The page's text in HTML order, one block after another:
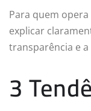
Para quem
explicar
transparência e
3